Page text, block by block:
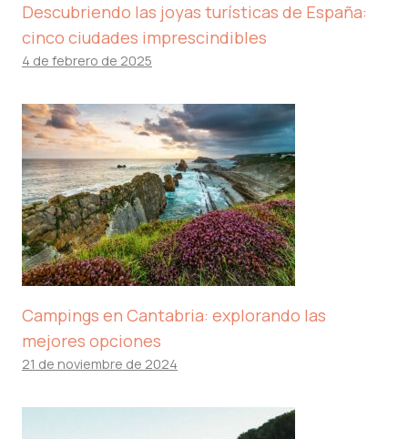
Descubriendo las joyas turísticas de España:
cinco ciudades imprescindibles
4 de febrero de 2025
Campings en Cantabria: explorando las
mejores opciones
21 de noviembre de 2024